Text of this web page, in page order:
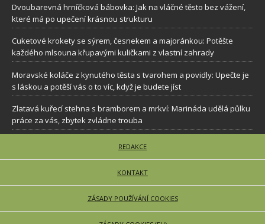
Dvoubarevná hrníčková bábovka: Jak na vláčné těsto bez vážení,
které má po upečení krásnou strukturu
Cuketové krokety se sýrem, česnekem a majoránkou: Potěšte
každého mlsouna křupavými kuličkami z vlastní zahrady
Moravské koláče z kynutého těsta s tvarohem a povidly: Upečte je
s láskou a potěší vás o to víc, když je budete jíst
Zlatavá kuřecí stehna s bramborem a mrkví: Marináda udělá půlku
práce za vás, zbytek zvládne trouba
REDAKCE
KONTAKT
ZÁSADY POUŽÍVÁNÍ COOKIES